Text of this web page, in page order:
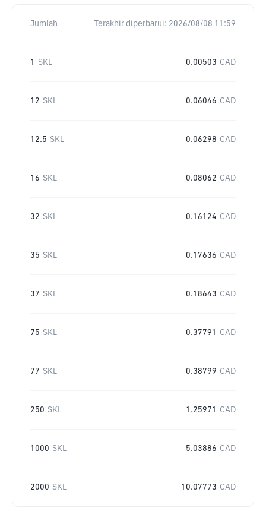
Jumlah Terakhir diperbarui: 2026/08/08 11:59
1 SKL 0.00503 CAD
12 SKL 0.06046 CAD
12.5 SKL 0.06298 CAD
16 SKL 0.08062 CAD
32 SKL 0.16124 CAD
35 SKL 0.17636 CAD
37 SKL 0.18643 CAD
75 SKL 0.37791 CAD
77 SKL 0.38799 CAD
250 SKL 1.25971 CAD
1000 SKL 5.03886 CAD
2000 SKL 10.07773 CAD